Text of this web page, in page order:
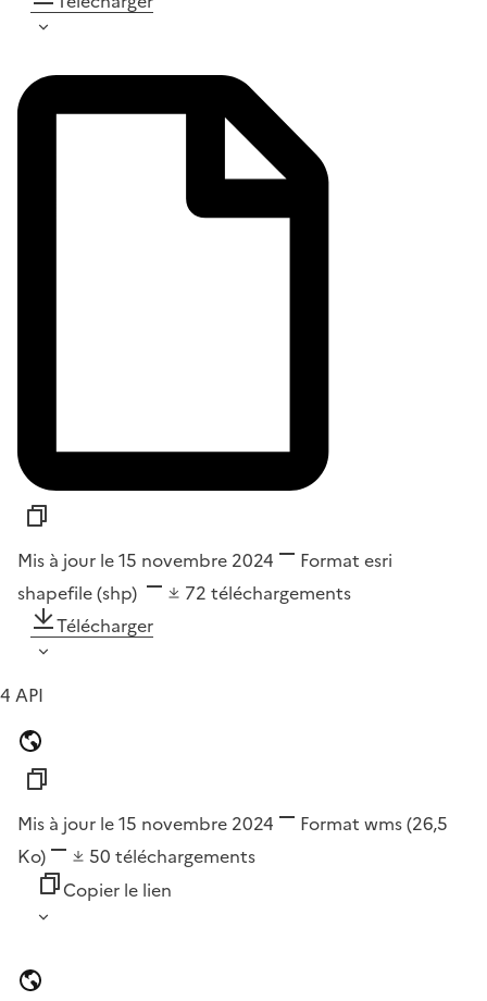
Mis à jour le 15 novembre 2024 Format esri
shapefile (shp)
72 téléchargements
Télécharger
4 API
Mis à jour le 15 novembre 2024 Format wms(26,5
Ko)
50 téléchargements
Copier le lien